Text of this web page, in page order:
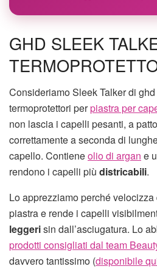
GHD SLEEK
Consideriamo Sleek Talker di
termoprotettori perpiastra per
non lascia i capelli pesanti, a
correttamente a seconda di
capello. Contieneolio di argan e
rendono i capelli più districabili.
Lo apprezziamo perché
piastra e rende i capelli
leggerisin dall’asciugatura. Lo
prodotti consigliati dal team
davvero tantissimo (disponibile